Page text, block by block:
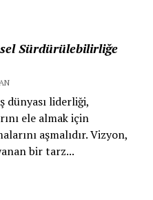
Sürdürülebilirliğe
dünyası liderliği,
ele almak için
aşmalıdır. Vizyon,
bir tarz...